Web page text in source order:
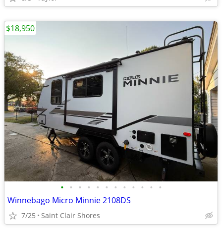
• • • • • • • • • • • •
Winnebago Micro Minnie 2108DS
7/25 Saint Clair Shores
$18,950